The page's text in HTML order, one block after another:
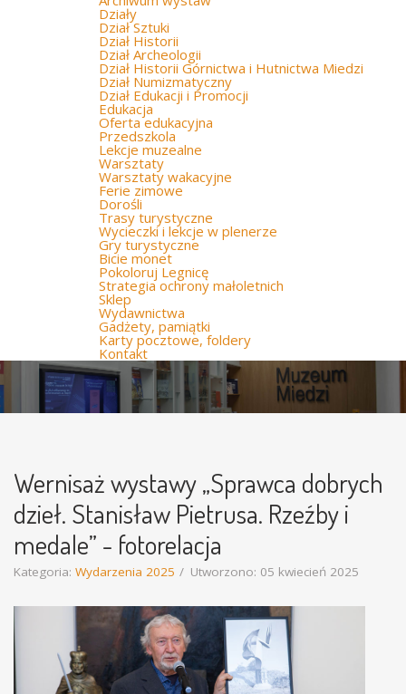
Działy
Dział Sztuki
Dział Historii
Dział Archeologii
Dział Historii Górnictwa i Hutnictwa Miedzi
Dział Numizmatyczny
Dział Edukacji i Promocji
Edukacja
Oferta edukacyjna
Przedszkola
Lekcje muzealne
Warsztaty
Warsztaty wakacyjne
Ferie zimowe
Dorośli
Trasy turystyczne
Wycieczki i lekcje w plenerze
Gry turystyczne
Bicie monet
Pokoloruj Legnicę
Strategia ochrony małoletnich
Sklep
Wydawnictwa
Gadżety, pamiątki
Karty pocztowe, foldery
Kontakt
Wernisaż wystawy „Sprawca dobrych
dzieł. Stanisław Pietrusa. Rzeźby i
medale” - fotorelacja
Kategoria: Wydarzenia 2025 Utworzono: 05 kwiecień 2025